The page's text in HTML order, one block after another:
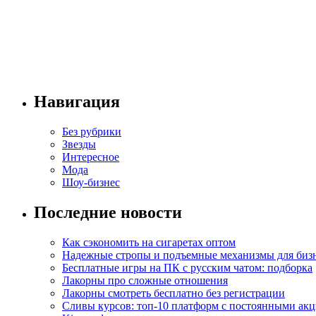
Навигация
Без рубрики
Звезды
Интересное
Мода
Шоу-бизнес
Последние новости
Как сэкономить на сигаретах оптом
Надежные стропы и подъемные механизмы для
Бесплатные игры на ПК с русским чатом: подборка
Лакорны про сложные отношения
Лакорны смотреть бесплатно без регистрации
Сливы курсов: топ-10 платформ с постоянными